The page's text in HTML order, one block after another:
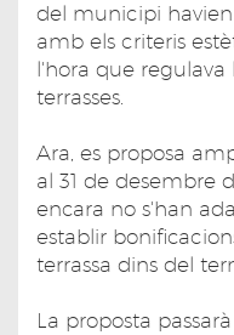
del municipi
amb els criteris
l'hora que regulava
terrasses.
Ara, es proposa
al 31 de desembre
encara no s'han
establir
terrassa dins del
La proposta